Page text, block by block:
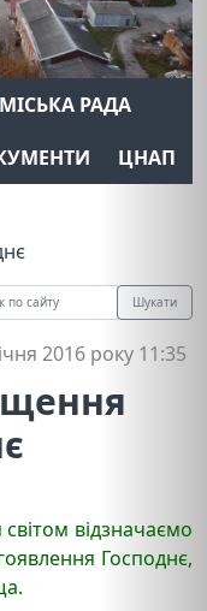
МІСЬКА РАДА
ЦНАП
Шукати
2016 року 11:35
відзначаємо
Господнє,